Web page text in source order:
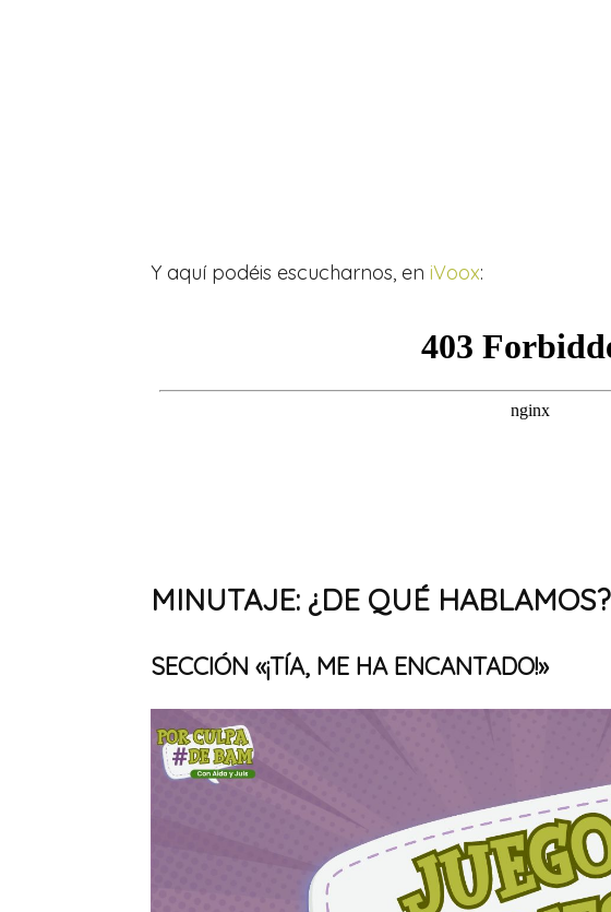
Y aquí podéis escucharnos, en iVoox:
MINUTAJE: ¿DE QUÉ HABLAMOS?
SECCIÓN «¡TÍA, ME HA ENCANTADO!»